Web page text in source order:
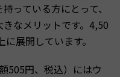
っている方にとって、
なメリットです。4,50
展開しています。
505円、税込）にはウ